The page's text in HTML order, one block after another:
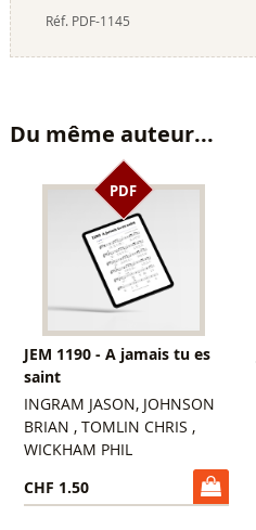
Réf. PDF-1145
Du même auteur...
PDF
JEM 1190 - A jamais tu es
saint
INGRAM JASON, JOHNSON
BRIAN , TOMLIN CHRIS ,
WICKHAM PHIL
CHF 1.50